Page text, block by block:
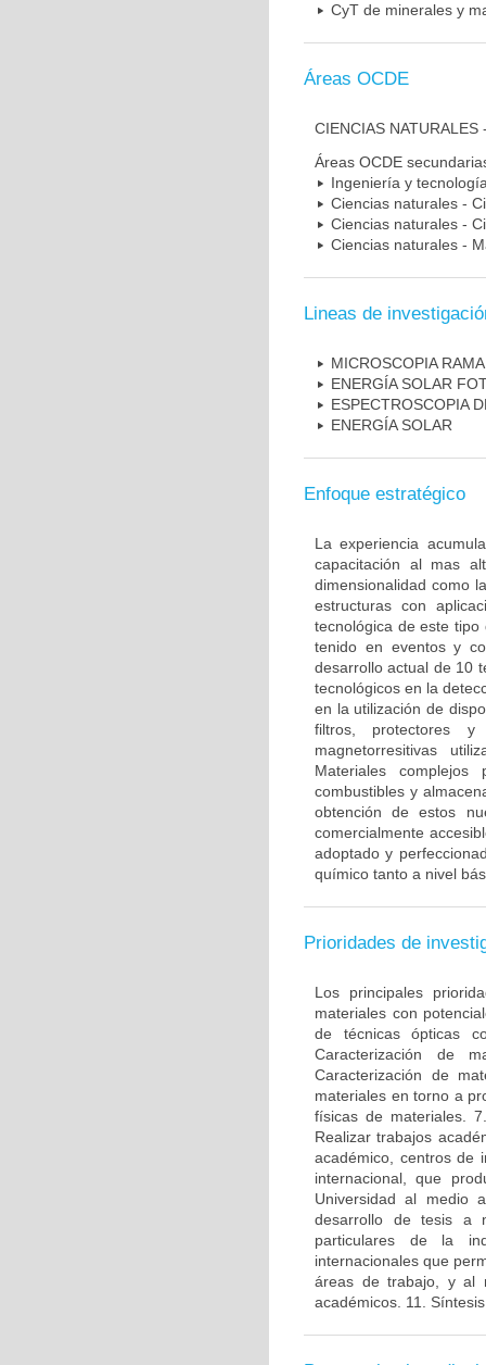
CyT de minerales y
Áreas OCDE
CIENCIAS NATURALES
Áreas OCDE
Ingeniería y
Ciencias naturales -
Ciencias naturales -
Ciencias naturales -
Lineas de
MICROSCOPIA
ENERGÍA SOLAR
ESPECTROSCOPIA
ENERGÍA SOLAR
Enfoque estratégico
La experiencia
capacitación al mas
dimensionalidad como
estructuras con
tecnológica de este
tenido en eventos y
desarrollo actual de 10
tecnológicos en la
en la utilización de
filtros, protectores y
magnetorresitivas
Materiales
combustibles y
obtención de estos
comercialmente
adoptado y
químico tanto a nivel
Prioridades de
Los principales
materiales con
de técnicas ópticas
Caracterización de
Caracterización de
materiales en torno a
físicas de materiales.
Realizar trabajos
académico, centros de
internacional, que
Universidad al medio
desarrollo de tesis a
particulares de la
internacionales que
áreas de trabajo, y al
académicos. 11.